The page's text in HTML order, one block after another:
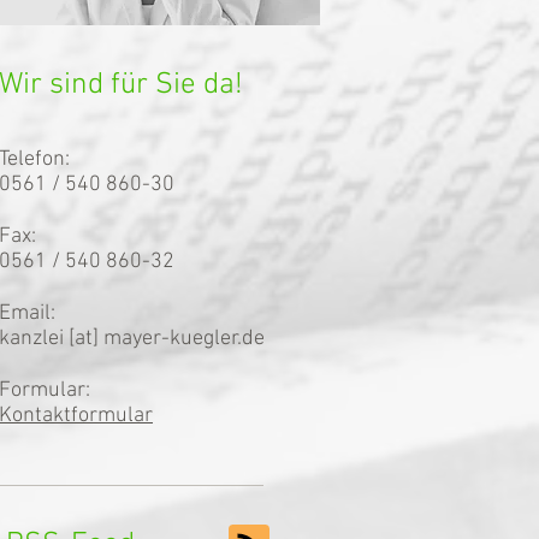
Wir sind für Sie da!
Telefon:
0561 / 540 860-30
Fax:
0561 / 540 860-32
Email:
kanzlei [at] mayer-kuegler.de
Formular:
Kontaktformular